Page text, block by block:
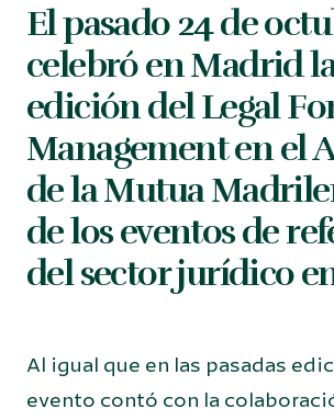
El pasado 24 de
celebró en Madrid
edición del Legal
Management en el
de la Mutua
de los eventos de
del sector jurídico
Al igual que en las pasadas
evento contó con la